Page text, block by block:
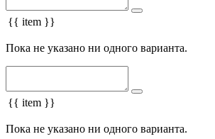
{{ item }}
Пока не указано ни одного варианта.
{{ item }}
Пока не указано ни одного варианта.